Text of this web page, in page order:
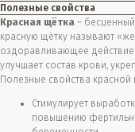
Полезные свойства
Красная щётка –
красную щётку называют
оздоравливающее действие
улучшает состав крови,
Полезные свойства красной
Стимулирует
повышению